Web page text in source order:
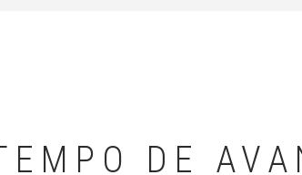
DE